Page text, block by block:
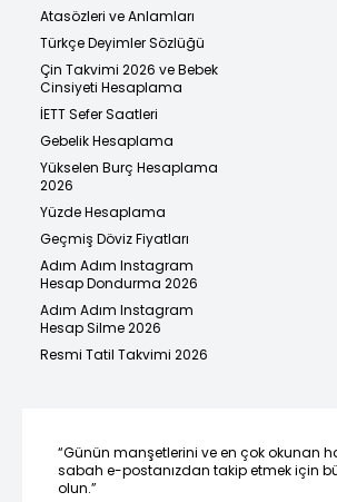
Atasözleri ve Anlamları
Türkçe Deyimler Sözlüğü
Çin Takvimi 2026 ve Bebek
Cinsiyeti Hesaplama
İETT Sefer Saatleri
Gebelik Hesaplama
Yükselen Burç Hesaplama
2026
Yüzde Hesaplama
Geçmiş Döviz Fiyatları
Adım Adım Instagram
Hesap Dondurma 2026
Adım Adım Instagram
Hesap Silme 2026
Resmi Tatil Takvimi 2026
“Günün manşetlerini ve en çok okunan
sabah e-postanızdan takip etmek için
olun.”